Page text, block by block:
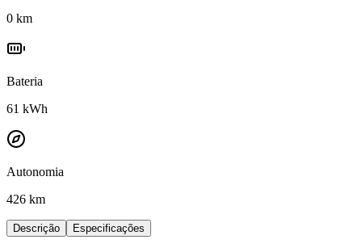
0 km
Bateria
61 kWh
Autonomia
426 km
Descrição Especificações